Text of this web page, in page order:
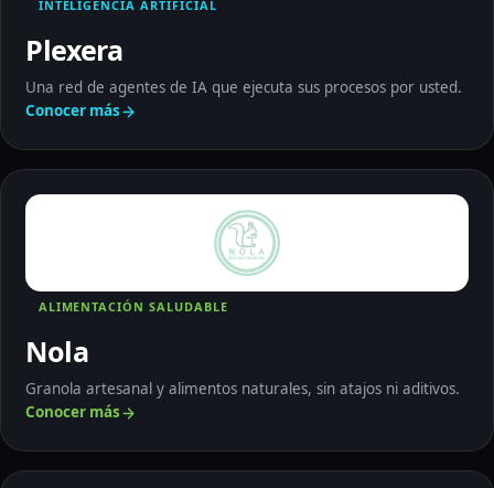
INTELIGENCIA ARTIFICIAL
Plexera
Una red de agentes de IA que ejecuta sus procesos por usted.
Conocer más
Nola: Conocer más
ALIMENTACIÓN SALUDABLE
Nola
Granola artesanal y alimentos naturales, sin atajos ni aditivos.
Conocer más